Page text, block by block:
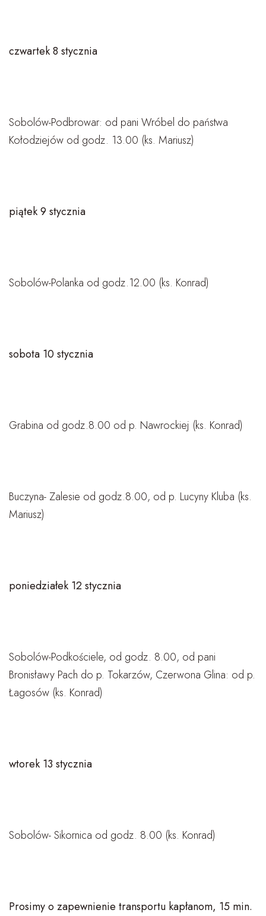
czwartek 8 stycznia
Sobolów-Podbrowar: od pani Wróbel do państwa
Kołodziejów od godz. 13.00 (ks. Mariusz)
piątek 9 stycznia
Sobolów-Polanka od godz.12.00 (ks. Konrad)
sobota 10 stycznia
Grabina od godz.8.00 od p. Nawrockiej (ks. Konrad)
Buczyna- Zalesie od godz.8.00, od p. Lucyny Kluba (ks.
Mariusz)
poniedziałek 12 stycznia
Sobolów-Podkościele, od godz. 8.00, od pani
Bronisławy Pach do p. Tokarzów, Czerwona Glina: od p.
Łagosów (ks. Konrad)
wtorek 13 stycznia
Sobolów- Sikornica od godz. 8.00 (ks. Konrad)
Prosimy o zapewnienie transportu kapłanom, 15 min.